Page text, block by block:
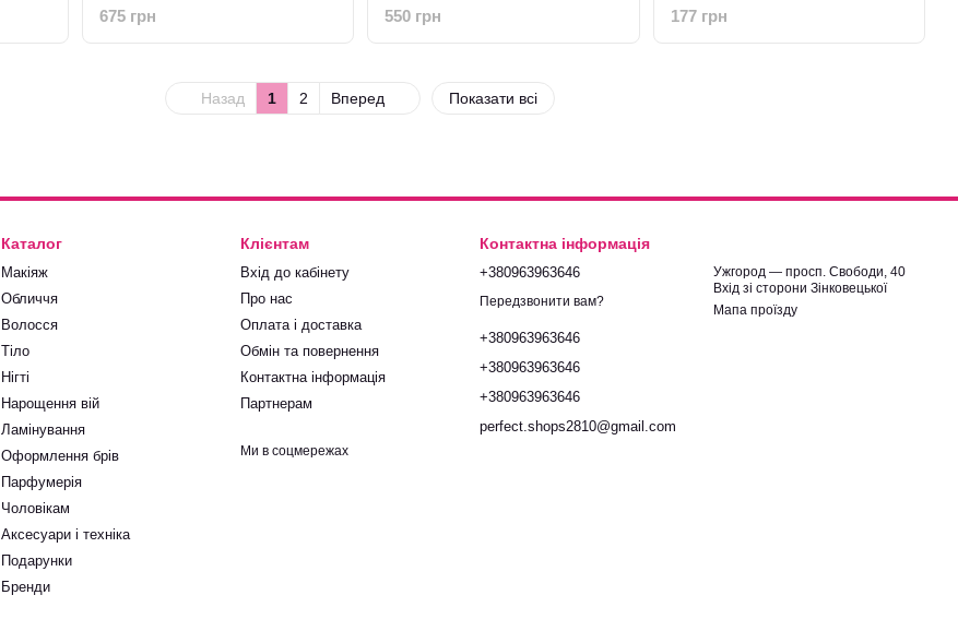
675 грн 550 грн
177 грн
Назад 1 2 Вперед Показати всі
Каталог
Макіяж
Обличчя
Волосся
Тіло
Нігті
Нарощення вій
Ламінування
Оформлення брів
Парфумерія
Чоловікам
Аксесуари і техніка
Подарунки
Бренди
Клієнтам
Вхід до кабінету
Про нас
Оплата і доставка
Обмін та повернення
Контактна інформація
Партнерам
Ми в соцмережах
Контактна інформація
+380963963646
Передзвонити вам?
+380963963646
+380963963646
+380963963646
perfect.shops2810@gmail.com
Ужгород — просп. Свободи, 40
Вхід зі сторони Зінковецької
Мапа проїзду